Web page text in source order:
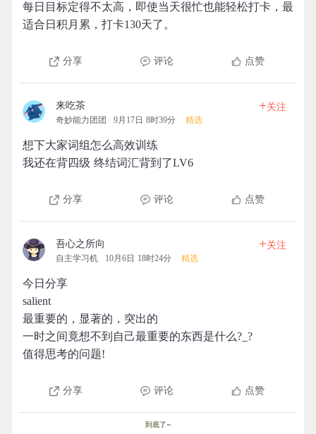
每日目标定得不太高，即使当天很忙也能轻松打卡，最
适合日积月累，打卡130天了。
分享 评论 点赞
来吃茶
奇妙能力团团 9月17日 8时39分 精选
+关注
想下大家词组怎么高效训练
我还在背四级 终结词汇背到了LV6
分享 评论 点赞
吾心之所向
自主学习机 10月6日 18时24分 精选
+关注
今日分享
salient
最重要的，显著的，突出的
一时之间竟想不到自己最重要的东西是什么?_?
值得思考的问题!
分享 评论 点赞
到底了~